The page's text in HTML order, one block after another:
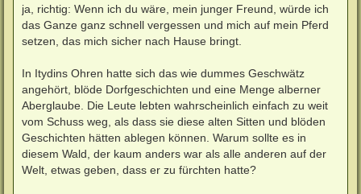
ja, richtig: Wenn ich du wäre, mein junger Freund, würde ich
das Ganze ganz schnell vergessen und mich auf mein Pferd
setzen, das mich sicher nach Hause bringt.
In Itydins Ohren hatte sich das wie dummes Geschwätz
angehört, blöde Dorfgeschichten und eine Menge alberner
Aberglaube. Die Leute lebten wahrscheinlich einfach zu weit
vom Schuss weg, als dass sie diese alten Sitten und blöden
Geschichten hätten ablegen können. Warum sollte es in
diesem Wald, der kaum anders war als alle anderen auf der
Welt, etwas geben, dass er zu fürchten hatte?